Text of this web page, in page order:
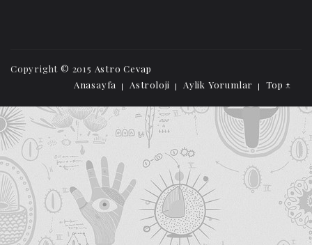
Copyright © 2015 Astro Cevap
Anasayfa
Astroloji Aylik Yorumlar Top ↑